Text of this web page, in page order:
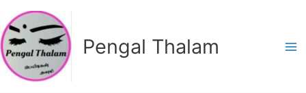
Skip
to
content
Pengal Thalam